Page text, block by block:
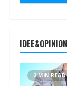
2 MIN READ